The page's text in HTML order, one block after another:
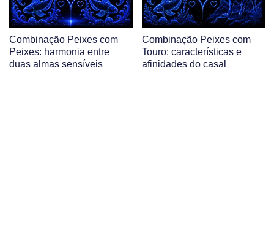
Combinação Peixes com
Peixes: harmonia entre
duas almas sensíveis
Combinação Peixes com
Touro: características e
afinidades do casal